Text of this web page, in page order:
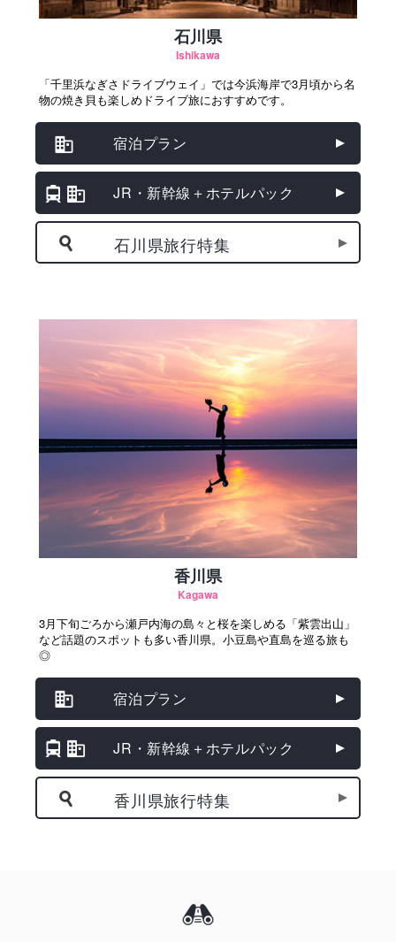
石川県
Ishikawa
「千里浜なぎさドライブウェイ」では今浜海岸で3月頃から名
物の焼き貝も楽しめドライブ旅におすすめです。
宿泊プラン
JR・新幹線＋ホテルパック
石川県旅行特集
香川県
Kagawa
3月下旬ごろから瀬戸内海の島々と桜を楽しめる「紫雲出山」
など話題のスポットも多い香川県。小豆島や直島を巡る旅も
◎
宿泊プラン
JR・新幹線＋ホテルパック
香川県旅行特集